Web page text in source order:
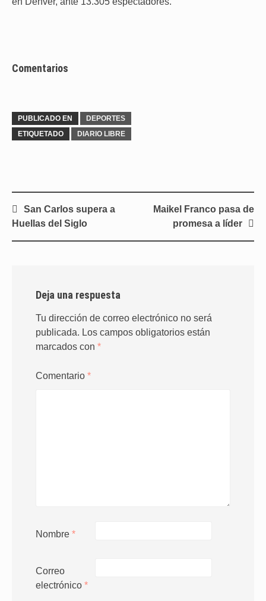
Comentarios
PUBLICADO EN
DEPORTES
ETIQUETADO
DIARIO LIBRE
Navegación
de
San Carlos supera a
Huellas del Siglo
Maikel Franco pasa de
promesa a líder
Deja una respuesta
Tu dirección de correo electrónico no será
publicada. Los campos obligatorios están
marcados con *
Comentario *
Nombre *
Correo
electrónico *